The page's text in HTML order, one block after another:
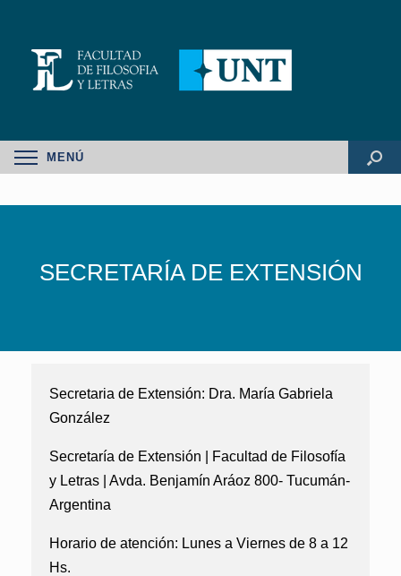
MENÚ
SECRETARÍA DE EXTENSIÓN
Secretaria de Extensión: Dra. María Gabriela
González
Secretaría de Extensión | Facultad de Filosofía
y Letras | Avda. Benjamín Aráoz 800- Tucumán-
Argentina
Horario de atención: Lunes a Viernes de 8 a 12
Hs.